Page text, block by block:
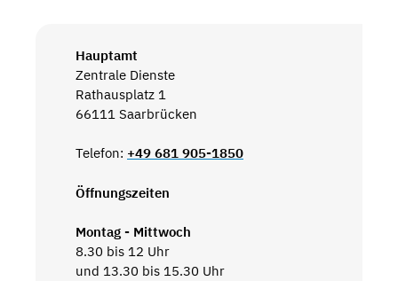
Hauptamt
Zentrale Dienste
Rathausplatz 1
66111 Saarbrücken
Telefon: +49 681 905-1850
Öffnungszeiten
Montag - Mittwoch
8.30 bis 12 Uhr
und 13.30 bis 15.30 Uhr